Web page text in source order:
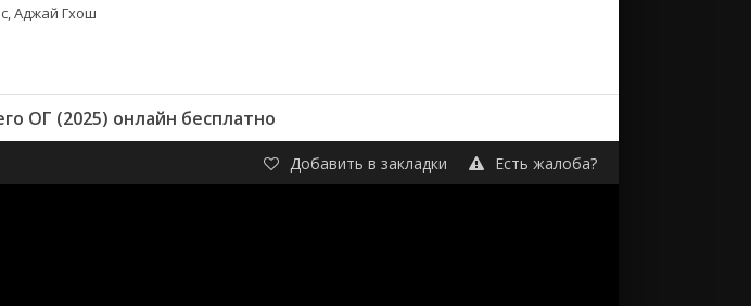
Аджай Гхош
ОГ (2025) онлайн бесплатно
Добавить в закладки Есть жалоба?